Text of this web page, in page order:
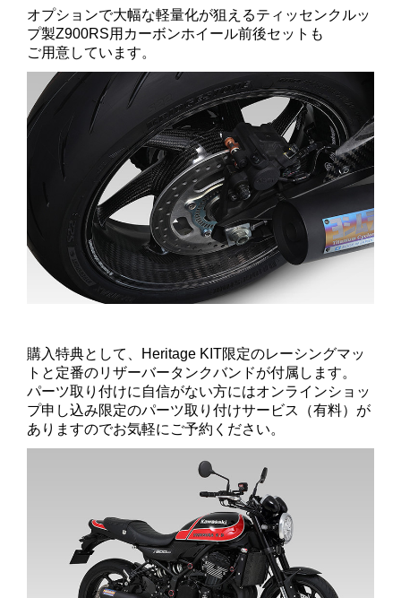
オプションで大幅な軽量化が狙えるティッセンクルッ
プ製Z900RS用カーボンホイール前後セットも
ご用意しています。
購入特典として、Heritage KIT限定のレーシングマッ
トと定番のリザーバータンクバンドが付属します。
パーツ取り付けに自信がない方にはオンラインショッ
プ申し込み限定のパーツ取り付けサービス（有料）が
ありますのでお気軽にご予約ください。